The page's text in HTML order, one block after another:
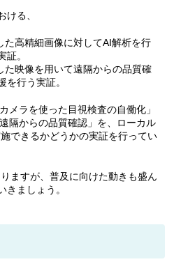
ける、
た高精細画像に対してAI解析を行
証。
た映像を用いて遠隔からの品質確
を行う実証。
メラを使った目視検査の自働化」
隔からの品質確認」を、ローカル
できるかどうかの実証を行ってい
ますが、普及に向けた動きも盛ん
きましょう。